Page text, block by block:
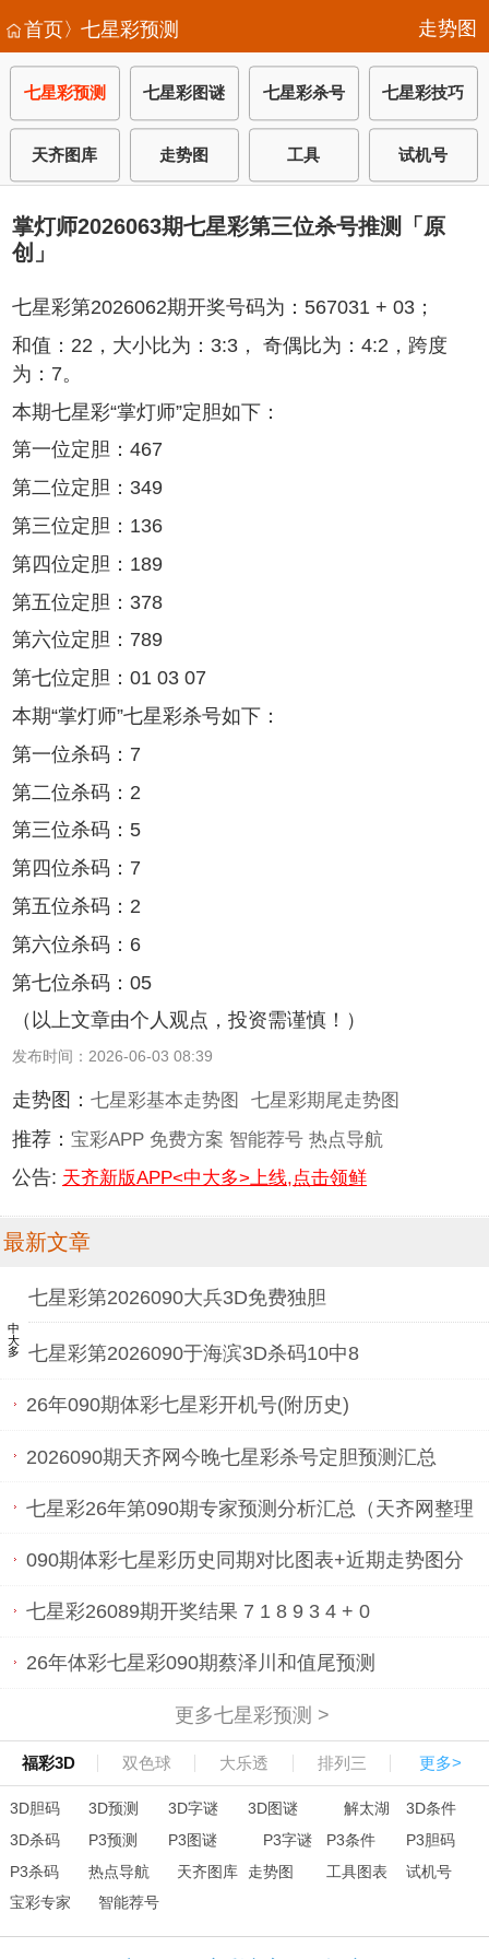
首页〉七星彩预测 走势图
七星彩预测 七星彩图谜 七星彩杀号 七星彩技巧
天齐图库 走势图 工具 试机号
掌灯师2026063期七星彩第三位杀号推测「原
创」
七星彩第2026062期开奖号码为：567031 + 03；
和值：22，大小比为：3:3， 奇偶比为：4:2，跨度
为：7。
本期七星彩“掌灯师”定胆如下：
第一位定胆：467
第二位定胆：349
第三位定胆：136
第四位定胆：189
第五位定胆：378
第六位定胆：789
第七位定胆：01 03 07
本期“掌灯师”七星彩杀号如下：
第一位杀码：7
第二位杀码：2
第三位杀码：5
第四位杀码：7
第五位杀码：2
第六位杀码：6
第七位杀码：05
（以上文章由个人观点，投资需谨慎！）
发布时间：2026-06-03 08:39
走势图： 七星彩基本走势图 七星彩期尾走势图
推荐： 宝彩APP 免费方案 智能荐号 热点导航
公告: 天齐新版APP<中大多>上线,点击领鲜
最新文章
中大多
七星彩第2026090大兵3D免费独胆
七星彩第2026090于海滨3D杀码10中8
26年090期体彩七星彩开机号(附历史)
2026090期天齐网今晚七星彩杀号定胆预测汇总
七星彩26年第090期专家预测分析汇总（天齐网整理
发布）
090期体彩七星彩历史同期对比图表+近期走势图分
析七星彩26089期开奖结果 7 1 8 9 3 4 + 0
26年体彩七星彩090期蔡泽川和值尾预测
更多七星彩预测 >
福彩3D 双色球 大乐透 排列三 更多>
3D胆码 3D预测 3D字谜 3D图谜 解太湖
3D条件
3D杀码
P3预测 P3图谜 P3字谜 P3条件
P3胆码
P3杀码
热点导航 天齐图库 走势图 工具图表
试机号
宝彩专家
智能荐号